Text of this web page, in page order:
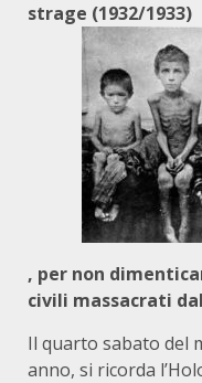
strage (1932/1933)
, per non
civili massacrati
Il quarto sabato del
anno, si ricorda